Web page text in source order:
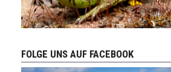
FOLGE UNS AUF FACEBOOK